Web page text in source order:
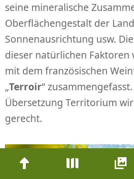
seine mineralische
Oberflächengestalt der
Sonnenausrichtung usw.
dieser natürlichen Faktoren
mit dem französischen
„Terroir“
Übersetzung Territorium
gerecht.